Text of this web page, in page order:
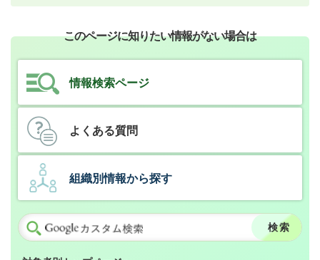
このページに知りたい情報がない場合は
情報検索ページ
よくある質問
組織別情報から探す